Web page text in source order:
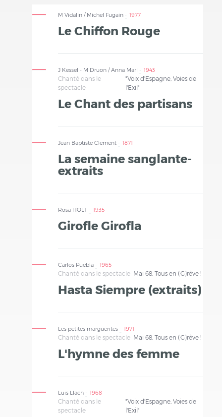
M Vidalin / Michel Fugain 1977
Le Chiffon Rouge
J Kessel - M Druon / Anna Marl 1943
Chanté dans le
spectacle
"Voix d'Espagne, Voies de
l'Exil"
Le Chant des partisans
Jean Baptiste Clement 1871
La semaine sanglante-
extraits
Rosa HOLT 1935
Girofle Girofla
Carlos Puebla 1965
Chanté dans le spectacle Mai 68, Tous en (G)rêve !
Hasta Siempre (extraits)
Les petites marguerites 1971
Chanté dans le spectacle Mai 68, Tous en (G)rêve !
L'hymne des femme
Luis Llach 1968
Chanté dans le
spectacle
"Voix d'Espagne, Voies de
l'Exil"